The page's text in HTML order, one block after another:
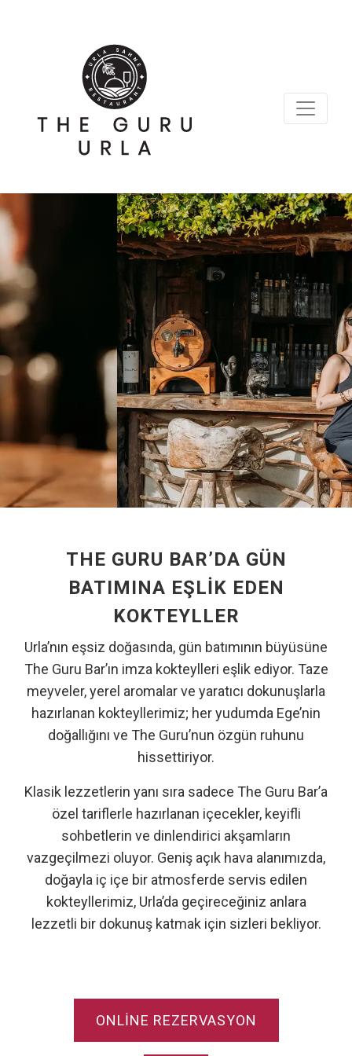
THE GURU BAR’DA GÜN
BATIMINA EŞLIK EDEN
KOKTEYLLER
Urla’nın eşsiz doğasında, gün batımının büyüsüne
The Guru Bar’ın imza kokteylleri eşlik ediyor. Taze
meyveler, yerel aromalar ve yaratıcı dokunuşlarla
hazırlanan kokteyllerimiz; her yudumda Ege’nin
doğallığını ve The Guru’nun özgün ruhunu
hissettiriyor.
Klasik lezzetlerin yanı sıra sadece The Guru Bar’a
özel tariflerle hazırlanan içecekler, keyifli
sohbetlerin ve dinlendirici akşamların
vazgeçilmezi oluyor. Geniş açık hava alanımızda,
doğayla iç içe bir atmosferde servis edilen
kokteyllerimiz, Urla’da geçireceğiniz anlara
lezzetli bir dokunuş katmak için sizleri bekliyor.
ONLINE REZERVASYON